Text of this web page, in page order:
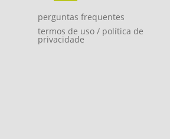
perguntas frequentes
termos de uso / política de
privacidade